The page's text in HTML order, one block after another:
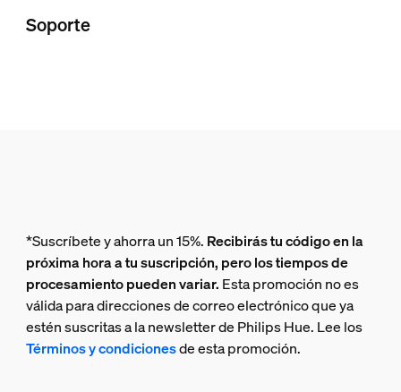
Soporte
*Suscríbete y ahorra un 15%. Recibirás tu código en la
próxima hora a tu suscripción, pero los tiempos de
procesamiento pueden variar. Esta promoción no es
válida para direcciones de correo electrónico que ya
estén suscritas a la newsletter de Philips Hue. Lee los
Términos y condicionesde esta promoción.